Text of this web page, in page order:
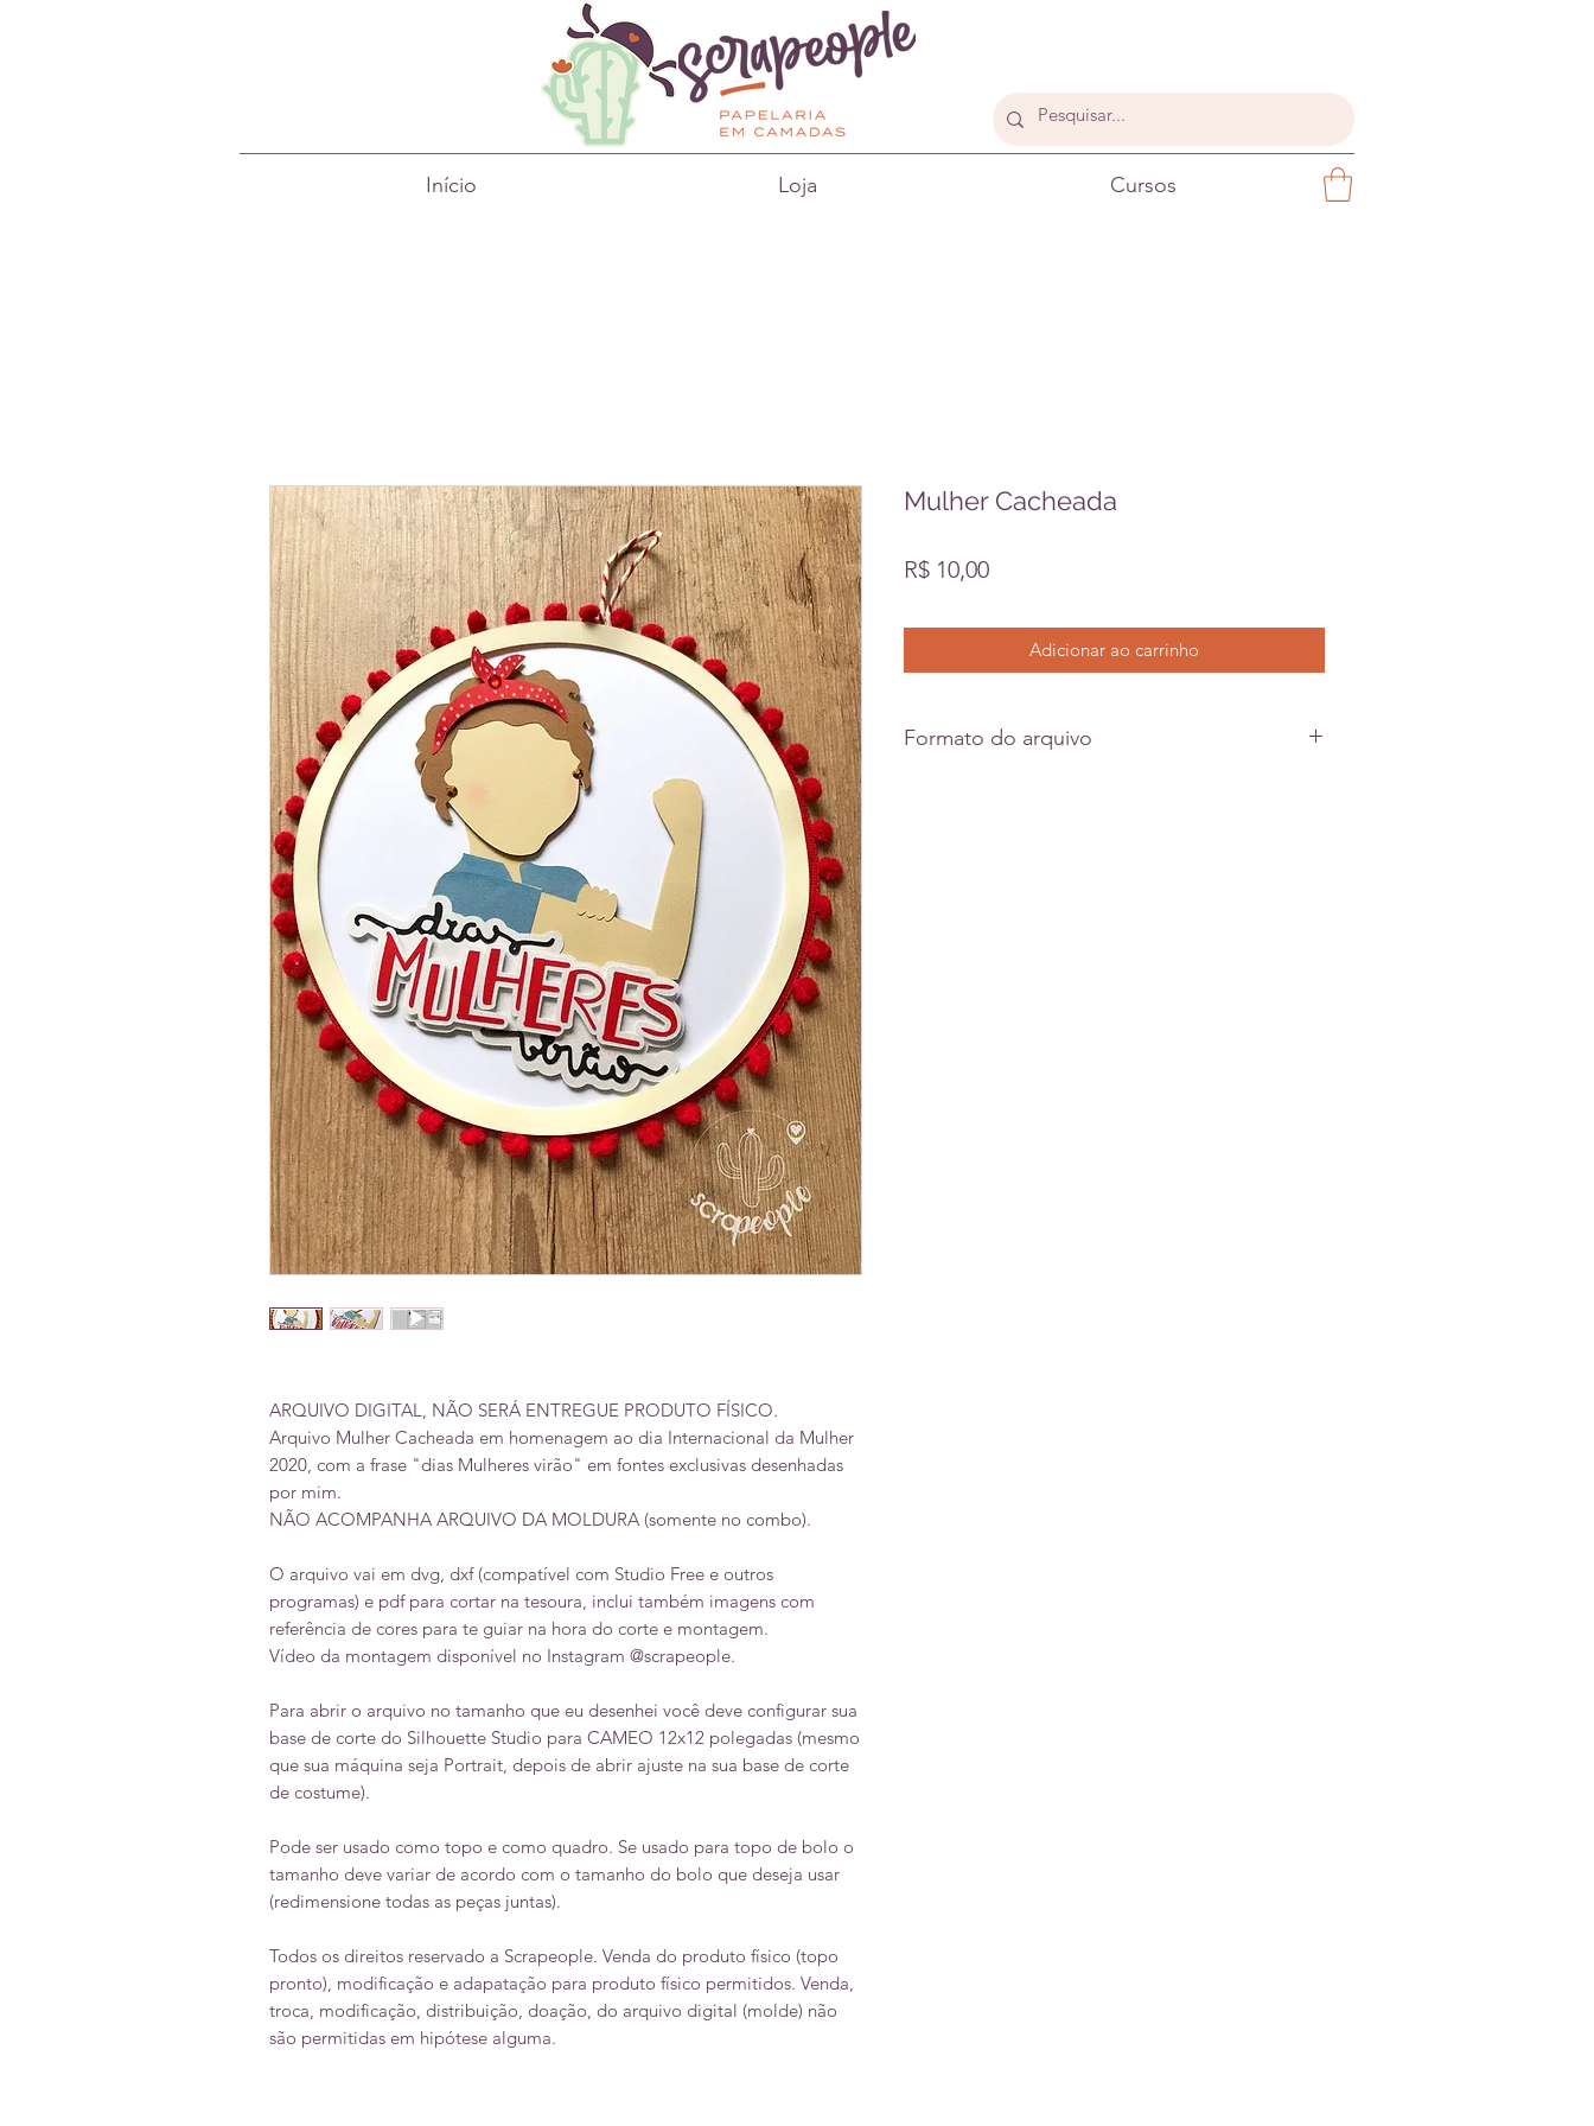
Início Loja Cursos
ARQUIVO DIGITAL, NÃO SERÁ ENTREGUE PRODUTO FÍSICO.
Arquivo Mulher Cacheada em homenagem ao dia Internacional da Mulher
2020, com a frase "dias Mulheres virão" em fontes exclusivas desenhadas
por mim.
NÃO ACOMPANHA ARQUIVO DA MOLDURA (somente no combo).
O arquivo vai em dvg, dxf (compatível com Studio Free e outros
programas) e pdf para cortar na tesoura, inclui também imagens com
referência de cores para te guiar na hora do corte e montagem.
Vídeo da montagem disponível no Instagram @scrapeople.
Para abrir o arquivo no tamanho que eu desenhei você deve configurar sua
base de corte do Silhouette Studio para CAMEO 12x12 polegadas (mesmo
que sua máquina seja Portrait, depois de abrir ajuste na sua base de corte
de costume).
Pode ser usado como topo e como quadro. Se usado para topo de bolo o
tamanho deve variar de acordo com o tamanho do bolo que deseja usar
(redimensione todas as peças juntas).
Todos os direitos reservado a Scrapeople. Venda do produto físico (topo
pronto), modificação e adapatação para produto físico permitidos. Venda,
troca, modificação, distribuição, doação, do arquivo digital (molde) não
são permitidas em hipótese alguma.
Mulher Cacheada
R$ 10,00Preço
Adicionar ao carrinho
Formato do arquivo